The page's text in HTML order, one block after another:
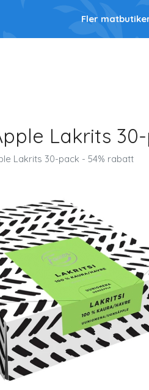
Fler
Lakrits
Lakrits 30-pack - 54% rabatt